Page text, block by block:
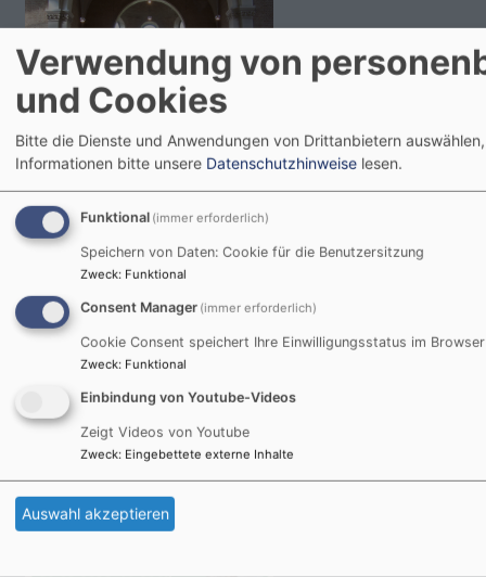
So, 20.9. 10-11 Uhr
Gottesdienst in der Christuskirche
Dekanin Dr. Lubomierski
Landshut
Verwendung von
und Cookies
Bitte die Dienste und Anwendungen von Drittanbietern
Informationen bitte unsere Datenschutzhinweise lesen.
Funktional (immer erforderlich)
Speichern von Daten: Cookie für die Benutzersitzung
Zweck: Funktional
Consent Manager (immer erforderlich)
Cookie Consent speichert Ihre Einwilligungsstatus im Browser
Zweck: Funktional
Einbindung von Youtube-Videos
Zeigt Videos von Youtube
Zweck: Eingebettete externe Inhalte
Auswahl akzeptieren